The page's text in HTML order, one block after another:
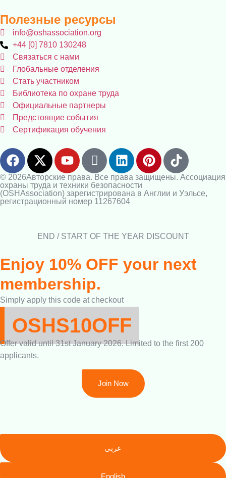
Полезные ресурсы
info@oshassociation.org
+44 [0] 7810 130248
Связаться с нами
Глобальные отделения
Стать участником
Библиотека по охране труда
Официальные партнеры
Предстоящие события
Сертификация обучения
© 2026Авторские права. Все права защищены. Ассоциация
охраны труда и техники безопасности
(OSHAssociation) зарегистрирована в Англии и Уэльсе,
регистрационный номер 11267604
END / START OF THE YEAR DISCOUNT
Enjoy 10% OFF your next
membership.
Simply apply this code at checkout
OSHS10OFF
Offer valid until 31st January 2026. Limited to the first 200
applicants.
Join Now
عربى
English